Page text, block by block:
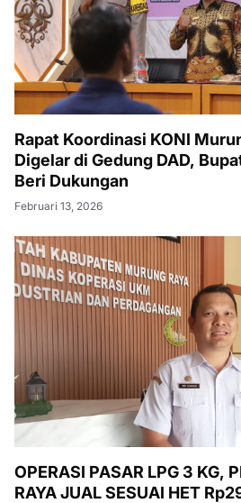
Rapat Koordinasi KONI
Digelar di Gedung DAD,
Beri Dukungan
Februari 13, 2026
OPERASI PASAR LPG 3 KG,
RAYA JUAL SESUAI HET